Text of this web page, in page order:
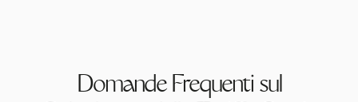
Domande Frequenti sul